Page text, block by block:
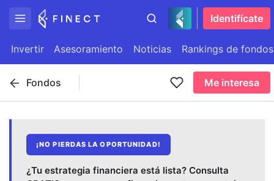
Identifícate
Invertir Asesoramiento Noticias Rankings de fondos
Fondos Me interesa
¡NO PIERDAS LA OPORTUNIDAD!
¿Tu estrategia financiera está lista? Consulta